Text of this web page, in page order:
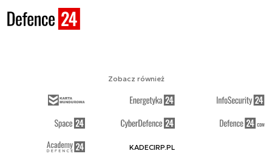
Zobacz również
KADECIRP.PL